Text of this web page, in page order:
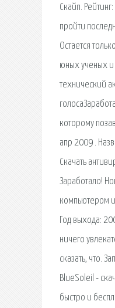
Скайп.
пройти
Остается
юных ученых и
технический
которому
апр 2009 .
Скачать
Заработало!
компьютером
Год выхода:
ничего
сказать, что.
BlueSoleil -
быстро и